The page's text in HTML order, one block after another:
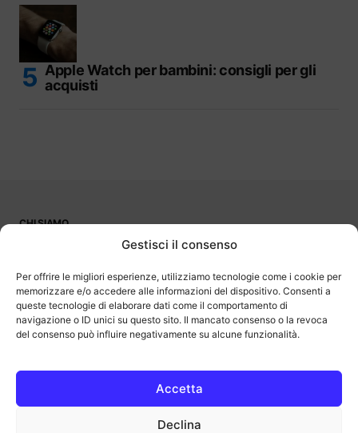
Gestisci il consenso
Per offrire le migliori esperienze, utilizziamo tecnologie come i cookie per
memorizzare e/o accedere alle informazioni del dispositivo. Consenti a
queste tecnologie di elaborare dati come il comportamento di
navigazione o ID unici su questo sito. Il mancato consenso o la revoca
del consenso può influire negativamente su alcune funzionalità.
Accetta
Declina
Apple Watch per bambini: consigli per gli
acquisti
CHI SIAMO
OutOfBit
programma di affiliazione che consente ai siti di percepire una
commissione pubblicitaria pubblicizzando e fornendo link al sito
Amazon.it. Amazon e il logo Amazon sono marchi registrati di
Amazon.com, Inc. o delle sue affiliate.
COPYRIGHT © 2013-2025 OUTOFBIT P.IVA 04140830243, TUTTI I